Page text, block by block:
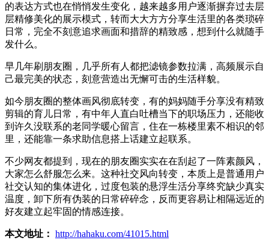
的表达方式也在悄悄发生变化，越来越多用户逐渐摒弃过去层
层精修美化的展示模式，转而大大方方分享生活里的各类琐碎
日常，完全不刻意追求画面和措辞的精致感，想到什么就随手
发什么。
早几年刷朋友圈，几乎所有人都把滤镜参数拉满，高频展示自
己最完美的状态，刻意营造出无懈可击的生活样貌。
如今朋友圈的整体画风彻底转变，有的妈妈随手分享没有精致
剪辑的育儿日常，有中年人直白吐槽当下的职场压力，还能收
到许久没联系的老同学暖心留言，住在一栋楼里素不相识的邻
里，还能靠一条求助信息搭上话建立起联系。
不少网友都提到，现在的朋友圈实实在在刮起了一阵素颜风，
大家怎么舒服怎么来。这种社交风向转变，本质上是普通用户
社交认知的集体进化，过度包装的悬浮生活分享终究缺少真实
温度，卸下所有伪装的日常碎碎念，反而更容易让相隔远近的
好友建立起牢固的情感连接。
本文地址： http://hahaku.com/41015.html